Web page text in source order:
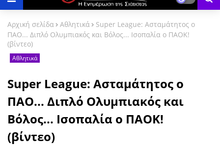
Αρχική σελίδα Αθλητικά
Super League: Ασταμάτητος ο
ΠΑΟ... Διπλό Ολυμπιακός και Βόλος... Ισοπαλία ο ΠΑΟΚ!
(βίντεο)
Αθλητικά
Super League: Ασταμάτητος ο
ΠΑΟ... Διπλό Ολυμπιακός και
Βόλος... Ισοπαλία ο ΠΑΟΚ!
(βίντεο)